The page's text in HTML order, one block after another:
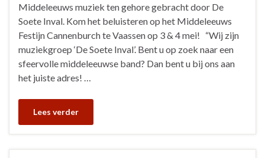
Middeleeuws muziek ten gehore gebracht door De
Soete Inval. Kom het beluisteren op het Middeleeuws
Festijn Cannenburch te Vaassen op 3 & 4 mei! “Wij zijn
muziekgroep ‘De Soete Inval’. Bent u op zoek naar een
sfeervolle middeleeuwse band? Dan bent u bij ons aan
het juiste adres! …
Lees verder